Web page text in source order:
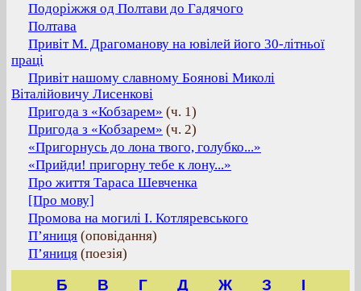
Подоріжжя од Полтави до Гадячого
Полтава
Привіт М. Драгоманову на ювілей його 30-літньої
праці
Привіт нашому славному Боянові Миколі
Віталійовичу Лисенкові
Пригода з «Кобзарем» (ч. 1)
Пригода з «Кобзарем» (ч. 2)
«Пригорнусь до лона твого, голубко...»
«Прийди! пригорну тебе к лону...»
Про життя Тараса Шевченка
[Про мову]
Промова на могилі І. Котляревського
П’яниця (оповідання)
П’яниця (поезія)
Б В Г Д Ж З І